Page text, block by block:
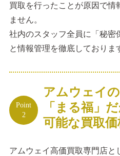
買取を行ったことが原因で情
ません。
社内のスタッフ全員に「秘密
と情報管理を徹底しておりま
Point
2
アムウェイ
「まる福」
可能な買取価
アムウェイ高価買取専門店と